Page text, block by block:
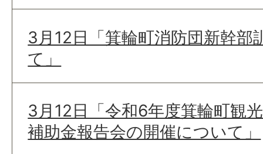
3月12日「箕輪町消防団新幹部
て」
3月12日「令和6年度箕輪町観
補助金報告会の開催について」